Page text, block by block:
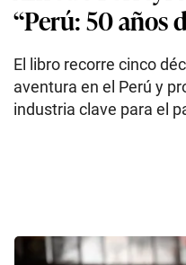
“Perú: 50 años
El libro recorre cinco
aventura en el Perú y
industria clave para el